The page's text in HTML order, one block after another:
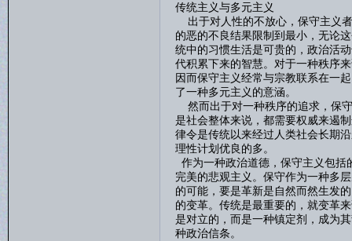
传统主义与多元主义
出于对人性的不放心，保守主义
的恶的不良结果限制到最小，无论
统中的习惯生活是可贵的，政治活
代积累下来的智慧。对于一种秩序
因而保守主义经常与宗教联系在一
了一种多元主义的意涵。
然而出于对一种秩序的追求，保
是社会整体来说，都需要权威来遏
律令是传统以来经过人类社会长期
理性计划优良的多。
作为一种政治道德，保守主义包
完美的悲观主义。保守作为一种多
的可能，要是革新是自然而然生发
的变革。传统是最重要的，就变革
是对立的，而是一种镇定剂，成为
种政治信条。